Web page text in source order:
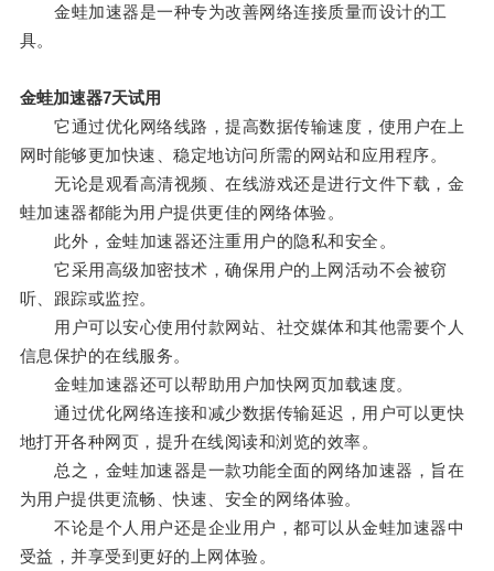
金蛙加速器是一种专为改善网络连接质量而设计的工
具。
金蛙加速器7天试用
它通过优化网络线路，提高数据传输速度，使用户在上
网时能够更加快速、稳定地访问所需的网站和应用程序。
无论是观看高清视频、在线游戏还是进行文件下载，金
蛙加速器都能为用户提供更佳的网络体验。
此外，金蛙加速器还注重用户的隐私和安全。
它采用高级加密技术，确保用户的上网活动不会被窃
听、跟踪或监控。
用户可以安心使用付款网站、社交媒体和其他需要个人
信息保护的在线服务。
金蛙加速器还可以帮助用户加快网页加载速度。
通过优化网络连接和减少数据传输延迟，用户可以更快
地打开各种网页，提升在线阅读和浏览的效率。
总之，金蛙加速器是一款功能全面的网络加速器，旨在
为用户提供更流畅、快速、安全的网络体验。
不论是个人用户还是企业用户，都可以从金蛙加速器中
受益，并享受到更好的上网体验。